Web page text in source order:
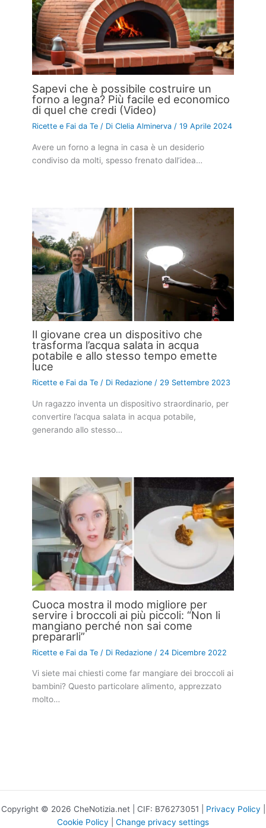
Sapevi che è possibile costruire un
forno a legna? Più facile ed economico
di quel che credi (Video)
Ricette e Fai da Te / DiClelia Alminerva/19 Aprile 2024
Avere un forno a legna in casa è un desiderio
condiviso da molti, spesso frenato dall’idea…
Il giovane crea un dispositivo che
trasforma l’acqua salata in acqua
potabile e allo stesso tempo emette
luce
Ricette e Fai da Te / Di Redazione/ 29 Settembre 2023
Un ragazzo inventa un dispositivo straordinario, per
convertire l’acqua salata in acqua potabile,
generando allo stesso…
Cuoca mostra il modo migliore per
servire i broccoli ai più piccoli: “Non li
mangiano perché non sai come
prepararli”
Ricette e Fai da Te / Di Redazione / 24 Dicembre 2022
Vi siete mai chiesti come far mangiare dei broccoli ai
bambini? Questo particolare alimento, apprezzato
molto…
Copyright © 2026 CheNotizia.net | CIF: B76273051 | Privacy Policy
Cookie Policy
Change privacy settings